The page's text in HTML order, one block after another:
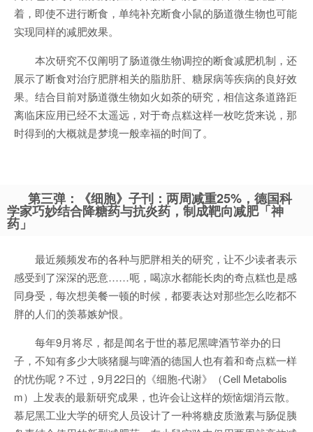
着，即使不进行断食，单纯补充断食小鼠的肠道微生物也可能
实现同样的减肥效果。
本次研究不仅阐明了肠道微生物调控的断食减肥机制，还
展示了断食对治疗肥胖相关的脂肪肝、糖尿病等疾病的良好效
果。结合目前对肠道微生物如火如荼的研究，相信这条道路距
离临床应用已经不太遥远，对于奇点糕这样一枚吃货来说，那
时得到的大概就是梦境一般幸福的时间了。
第三弹：《细胞》子刊：两周减重25%，德国科
学家巧妙结合降糖药与抗炎药，制成靶向减肥「神
药」
最近频频发布的各种与肥胖相关的研究，让不少读者表示
感受到了深深的恶意……呃，喝凉水都能长肉的奇点糕也是感
同身受，每次想美餐一顿的时候，都要表达对那些怎么吃都不
胖的人们的羡慕嫉妒恨。
每年9月将尽，都是闻名于世的慕尼黑啤酒节举办的日
子，不知有多少大啖猪腿与啤酒的德国人也有着和奇点糕一样
的忧伤呢？不过，9月22日的《细胞-代谢》（Cell Metabolis
m）上发表的最新研究成果，也许会让这样的烦恼烟消云散。
慕尼黑工业大学的研究人员设计了一种将糖皮质激素与肠促胰